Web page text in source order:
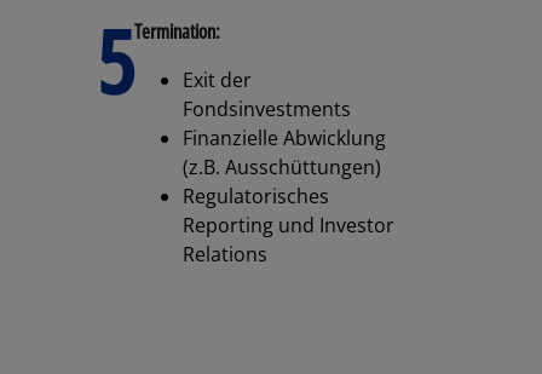
5Termination:
Exit der
Fondsinvestments
Finanzielle Abwicklung
(z.B. Ausschüttungen)
Regulatorisches
Reporting und Investor
Relations